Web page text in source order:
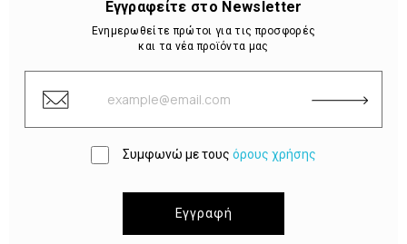
Εγγραφείτε στο Newsletter
Ενημερωθείτε πρώτοι για τις προσφορές
και τα νέα προϊόντα μας
Συμφωνώ με τους όρους χρήσης
Εγγραφή